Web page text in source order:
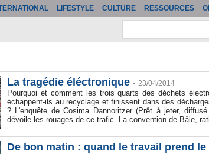
LIFESTYLE CULTURE RESSOURCES
La tragédie éléctronique - 23/04/2014
Pourquoi et comment les trois quarts des déchets
échappent-ils au recyclage et finissent dans des
? L'enquête de Cosima Dannoritzer (Prêt à jeter,
dévoile les rouages de ce trafic. La convention de Bâle,
De bon matin : quand le travail prend